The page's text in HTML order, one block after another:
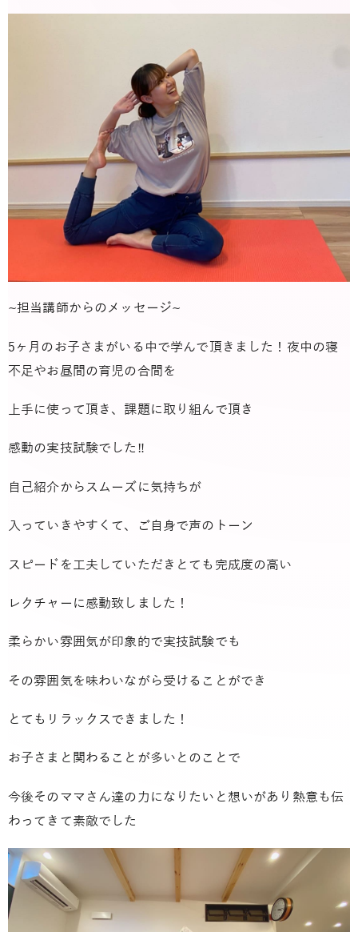
~担当講師からのメッセージ~
5ヶ月のお子さまがいる中で学んで頂きました！夜中の寝
不足やお昼間の育児の合間を
上手に使って頂き、課題に取り組んで頂き
感動の実技試験でした‼︎
自己紹介からスムーズに気持ちが
入っていきやすくて、ご自身で声のトーン
スピードを工夫していただきとても完成度の高い
レクチャーに感動致しました！
柔らかい雰囲気が印象的で実技試験でも
その雰囲気を味わいながら受けることができ
とてもリラックスできました！
お子さまと関わることが多いとのことで
今後そのママさん達の力になりたいと想いがあり熱意も伝
わってきて素敵でした